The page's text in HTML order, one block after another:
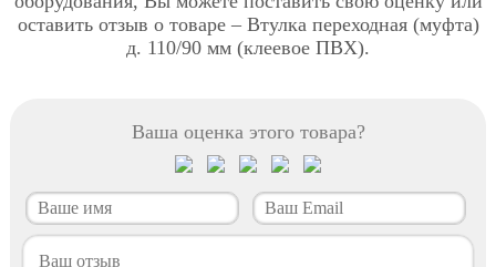
оставить отзыв о товаре – Втулка переходная (муфта)
д. 110/90 мм (клеевое ПВХ).
Ваша оценка этого товара?